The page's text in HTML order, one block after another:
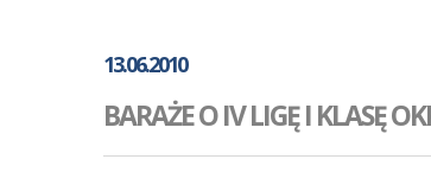
13.06.2010
BARAŻE O IV LIGĘ I KLASĘ